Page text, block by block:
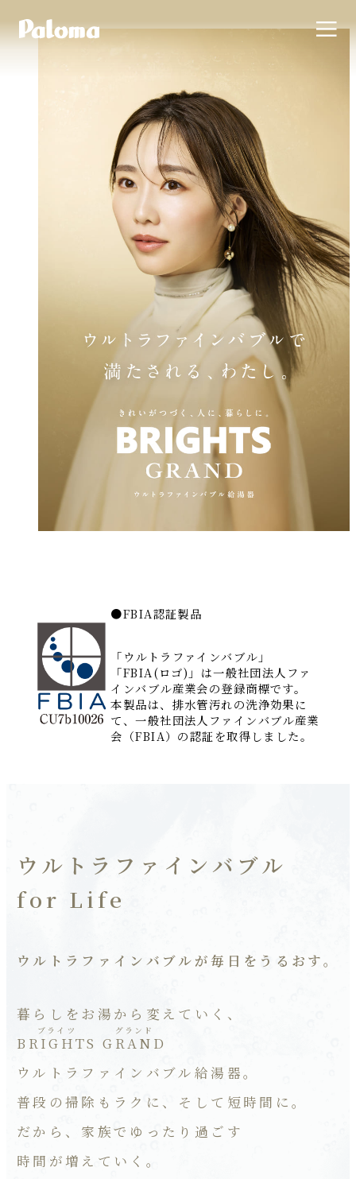
●FBIA認証製品
「ウルトラファインバブル」
「FBIA(ロゴ)」は一般社団法人ファ
インバブル産業会の登録商標です。
本製品は、排水管汚れの洗浄効果に
て、一般社団法人ファインバブル産業
会（FBIA）の認証を取得しました。
ウルトラファインバブル
for Life
ウルトラファインバブルが毎日をうるおす。
暮らしをお湯から変えていく、
BRIGHTS GRAND
ウルトラファインバブル給湯器。
普段の掃除もラクに、そして短時間に。
だから、家族でゆったり過ごす
時間が増えていく。